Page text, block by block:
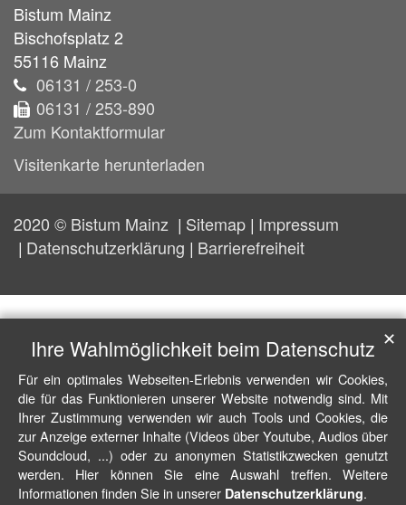
Bistum Mainz
Bischofsplatz 2
55116 Mainz
06131 / 253-0
06131 / 253-890
Zum Kontaktformular
Visitenkarte herunterladen
2020 © Bistum Mainz Sitemap Impressum
Datenschutzerklärung
Barrierefreiheit
Ihre Wahlmöglichkeit beim Datenschutz
Für ein optimales Webseiten-Erlebnis verwenden wir Cookies,
die für das Funktionieren unserer Website notwendig sind. Mit
Ihrer Zustimmung verwenden wir auch Tools und Cookies, die
zur Anzeige externer Inhalte (Videos über Youtube, Audios über
Soundcloud, ...) oder zu anonymen Statistikzwecken genutzt
werden. Hier können Sie eine Auswahl treffen. Weitere
Informationen finden Sie in unserer Datenschutzerklärung.
✕